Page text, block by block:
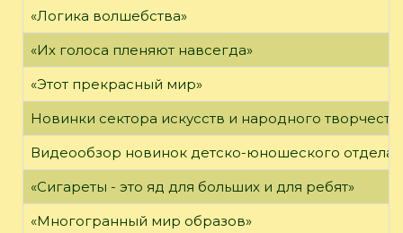
«Логика волшебства»
«Их голоса пленяют навсегда»
«Этот прекрасный мир»
Новинки сектора искусств и народного
Видеообзор новинок детско-юношеского отдела
«Сигареты - это яд для больших и для ребят»
«Многогранный мир образов»